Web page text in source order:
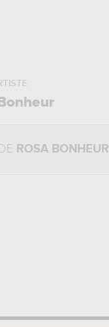
ROSA BONHEUR